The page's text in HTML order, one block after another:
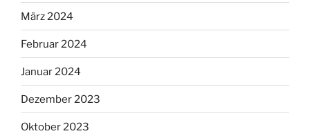
März 2024
Februar 2024
Januar 2024
Dezember 2023
Oktober 2023